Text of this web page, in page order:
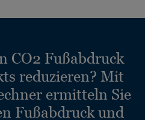
CO2 Fußabdruck
reduzieren? Mit
ermitteln Sie
Fußabdruck und